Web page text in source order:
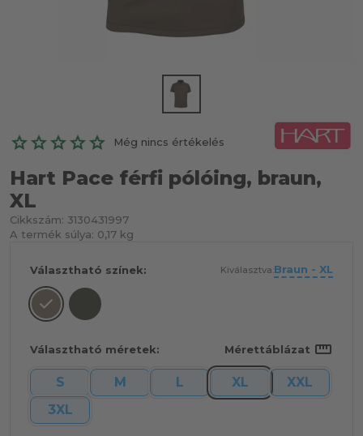
Még nincs értékelés
Hart Pace férfi pólóing, braun,
XL
Cikkszám: 3130431997
A termék súlya: 0,17 kg
Választható színek: Kiválasztva:Braun - XL
Választható méretek: Mérettáblázat straighten
S M L XL
XXL
3XL